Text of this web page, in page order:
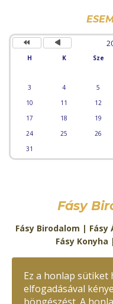
H K Sze
3
4 5
10
11 12
17
18 19
24
25 26
31
Fásy
Fásy Birodalom | Fásy
Fásy Konyha |
E-mail:
Ez a honlap sütiket
elfogadásával